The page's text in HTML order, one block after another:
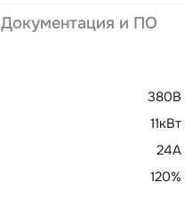
Документация и ПО
380В
11кВт
24А
120%